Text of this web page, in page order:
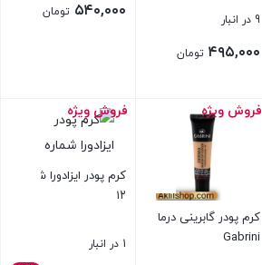
9 در انبار
۴۹۵,۰۰۰ تومان
بستن
۵۴۰,۰۰۰ تومان
بستن فروش ویژه
کرم پودر گابرینی درما
Gabrini
فروش ویژه
کرم پودر ایزادورا شماره
۱۲
1 در انبار